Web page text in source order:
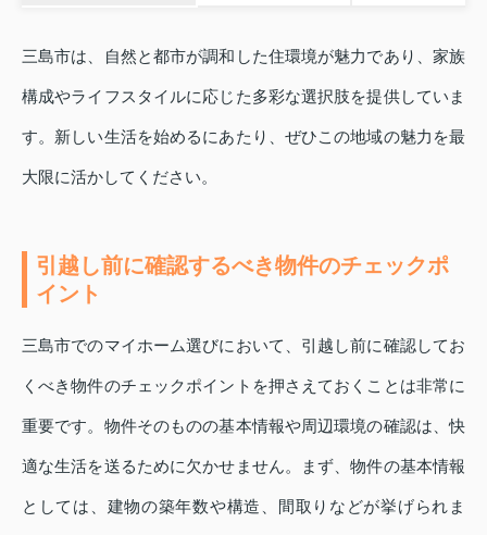
三島市は、自然と都市が調和した住環境が魅力であり、家族
構成やライフスタイルに応じた多彩な選択肢を提供していま
す。新しい生活を始めるにあたり、ぜひこの地域の魅力を最
大限に活かしてください。
引越し前に確認するべき物件のチェックポ
イント
三島市でのマイホーム選びにおいて、引越し前に確認してお
くべき物件のチェックポイントを押さえておくことは非常に
重要です。物件そのものの基本情報や周辺環境の確認は、快
適な生活を送るために欠かせません。まず、物件の基本情報
としては、建物の築年数や構造、間取りなどが挙げられま